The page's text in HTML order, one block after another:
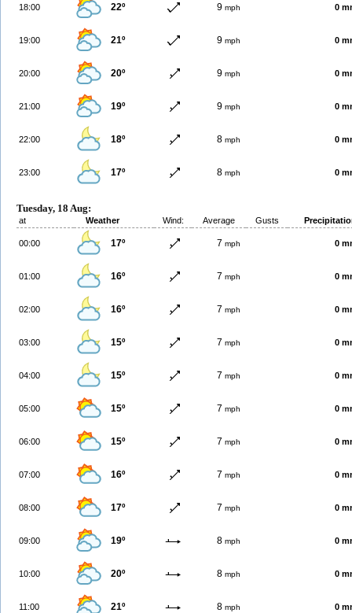
18:00 22º 9 mph 0
19:00 21º 9 mph 0
20:00 20º 9 mph 0
21:00 19º 9 mph 0
22:00 18º 8 mph 0
23:00 17º 8 mph 0
Tuesday, 18 Aug:
at Weather Wind: Average Gusts
00:00 17º 7 mph 0
01:00 16º 7 mph 0
02:00 16º 7 mph 0
03:00 15º 7 mph 0
04:00 15º 7 mph 0
05:00 15º 7 mph 0
06:00 15º 7 mph 0
07:00 16º 7 mph 0
08:00 17º 7 mph 0
09:00 19º 8 mph 0
10:00 20º 8 mph 0
11:00 21º 8 mph 0